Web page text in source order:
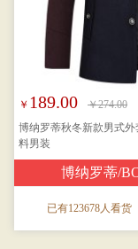
￥ 189.00
￥274.00
博纳罗蒂秋冬新款男式
料男装
博纳罗蒂/
已有123678人看货